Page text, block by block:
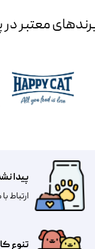
معتبر در
تنوع
پیدا
​​​ارتباط با